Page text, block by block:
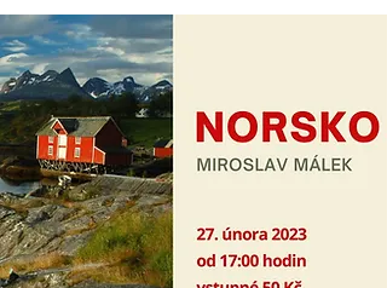
Čtenářské konto